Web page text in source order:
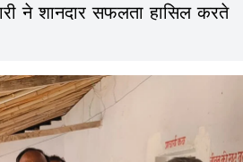
ने शानदार सफलता हासिल करते